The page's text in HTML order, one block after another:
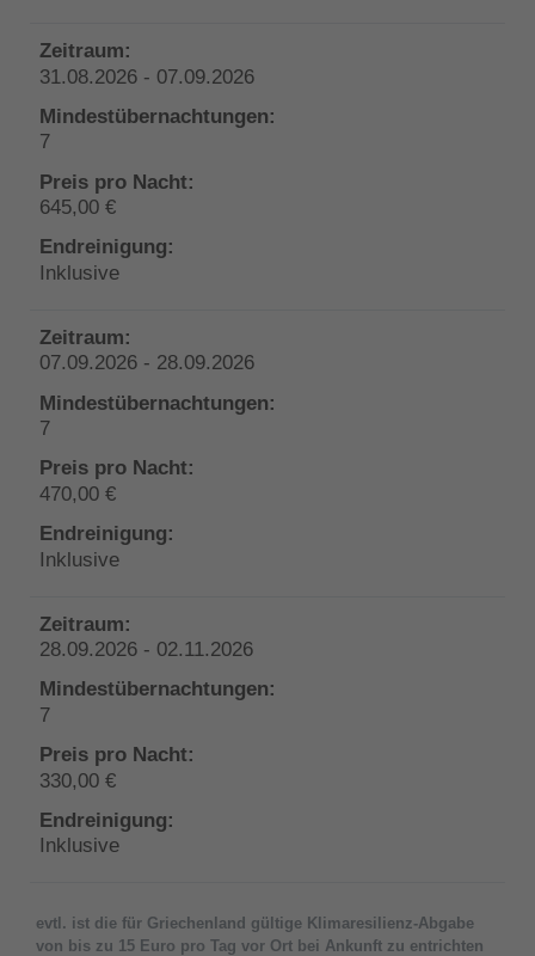
31.08.2026 - 07.09.2026
7
645,00 €
Inklusive
07.09.2026 - 28.09.2026
7
470,00 €
Inklusive
28.09.2026 - 02.11.2026
7
330,00 €
Inklusive
evtl. ist die für Griechenland gültige Klimaresilienz-Abgabe
von bis zu 15 Euro pro Tag vor Ort bei Ankunft zu entrichten